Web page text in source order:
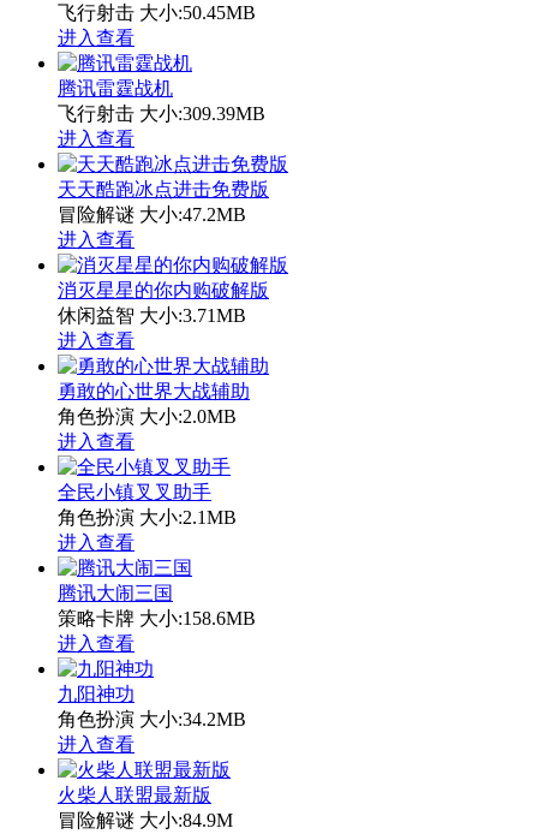
飞行射击 大小:50.45MB
进入查看
腾讯雷霆战机
飞行射击 大小:309.39MB
进入查看
天天酷跑冰点进击免费版
冒险解谜 大小:47.2MB
进入查看
消灭星星的你内购破解版
休闲益智 大小:3.71MB
进入查看
勇敢的心世界大战辅助
角色扮演 大小:2.0MB
进入查看
全民小镇叉叉助手
角色扮演 大小:2.1MB
进入查看
腾讯大闹三国
策略卡牌 大小:158.6MB
进入查看
九阳神功
角色扮演 大小:34.2MB
进入查看
火柴人联盟最新版
冒险解谜 大小:84.9M